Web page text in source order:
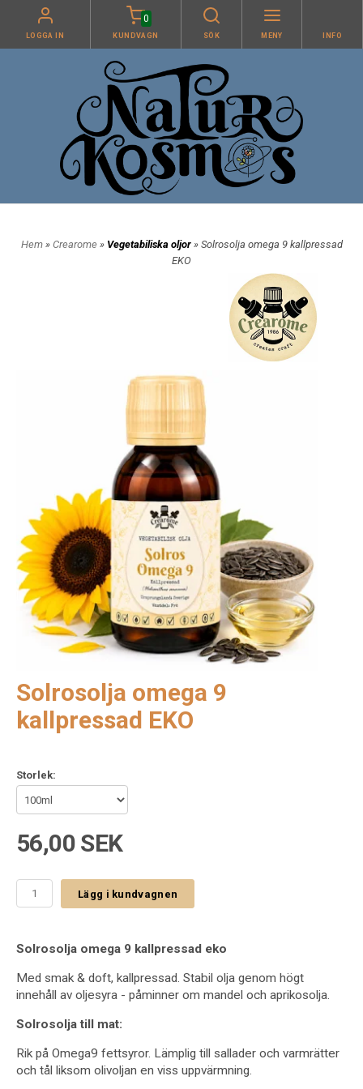
LOGGA IN
0
KUNDVAGN SÖK MENY INFO
Hem» Crearome » Vegetabiliska oljor » Solrosolja omega 9 kallpressad
EKO
Solrosolja omega 9
kallpressad EKO
Storlek:
56,00 SEK
Lägg i kundvagnen
Solrosolja omega 9 kallpressad eko
Med smak & doft, kallpressad. Stabil olja genom högt
innehåll av oljesyra - påminner om mandel och aprikosolja.
Solrosolja till mat:
Rik på Omega9 fettsyror. Lämplig till sallader och varmrätter
och tål liksom olivoljan en viss uppvärmning.